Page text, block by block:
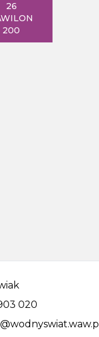
26
200
020